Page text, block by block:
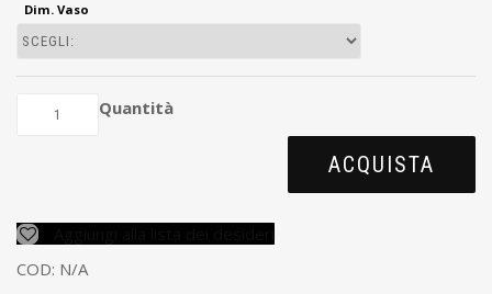
Dim. Vaso
Quantità
ACQUISTA
COD: N/A